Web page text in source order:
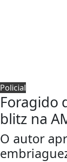
Policial
Foragido
blitz na
O autor